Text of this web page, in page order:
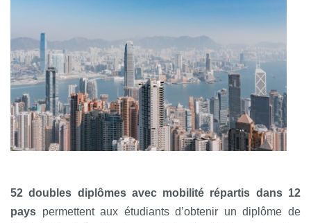
52 doubles diplômes avec mobilité répartis dans 12
pays permettent aux étudiants d’obtenir un diplôme de